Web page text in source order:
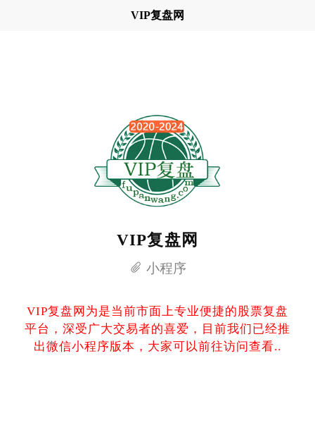
VIP复盘网
VIP复盘网
小程序
VIP复盘网为是当前市面上专业便捷的股票复盘
平台，深受广大交易者的喜爱，目前我们已经推
出微信小程序版本，大家可以前往访问查看..